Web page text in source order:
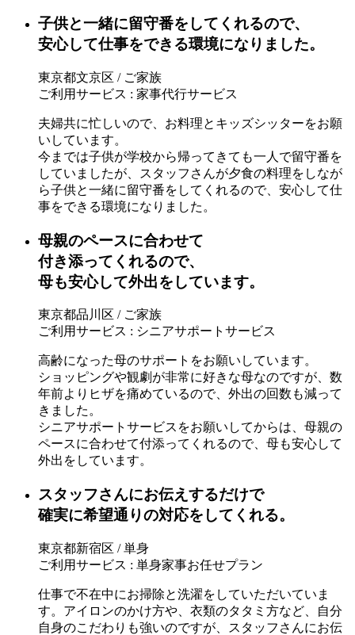
子供と一緒に留守番をしてくれるので、
安心して仕事をできる環境になりました。
東京都文京区 / ご家族
ご利用サービス : 家事代行サービス
夫婦共に忙しいので、お料理とキッズシッターをお願
いしています。
今までは子供が学校から帰ってきても一人で留守番を
していましたが、スタッフさんが夕食の料理をしなが
ら子供と一緒に留守番をしてくれるので、安心して仕
事をできる環境になりました。
母親のペースに合わせて
付き添ってくれるので、
母も安心して外出をしています。
東京都品川区 / ご家族
ご利用サービス : シニアサポートサービス
高齢になった母のサポートをお願いしています。
ショッピングや観劇が非常に好きな母なのですが、数
年前よりヒザを痛めているので、外出の回数も減って
きました。
シニアサポートサービスをお願いしてからは、母親の
ペースに合わせて付添ってくれるので、母も安心して
外出をしています。
スタッフさんにお伝えするだけで
確実に希望通りの対応をしてくれる。
東京都新宿区 / 単身
ご利用サービス : 単身家事お任せプラン
仕事で不在中にお掃除と洗濯をしていただいていま
す。アイロンのかけ方や、衣類のタタミ方など、自分
自身のこだわりも強いのですが、スタッフさんにお伝